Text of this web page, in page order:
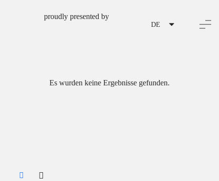
proudly presented by
DE
Es wurden keine Ergebnisse gefunden.